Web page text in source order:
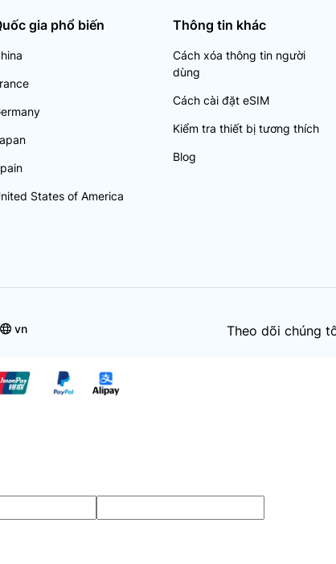
gia phổ biến
States of America
Thông tin khác
Cách xóa thông tin người
dùng
Cách cài đặt eSIM
Kiểm tra thiết bị tương thích
Blog
vn Theo dõi chúng